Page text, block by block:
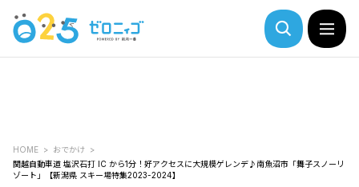
HOME
おでかけ
関越自動車道 塩沢石打 IC から1分！好アクセスに大規模ゲレンデ♪南魚沼市「舞子スノーリ
ゾート」【新潟県 スキー場特集2023-2024】